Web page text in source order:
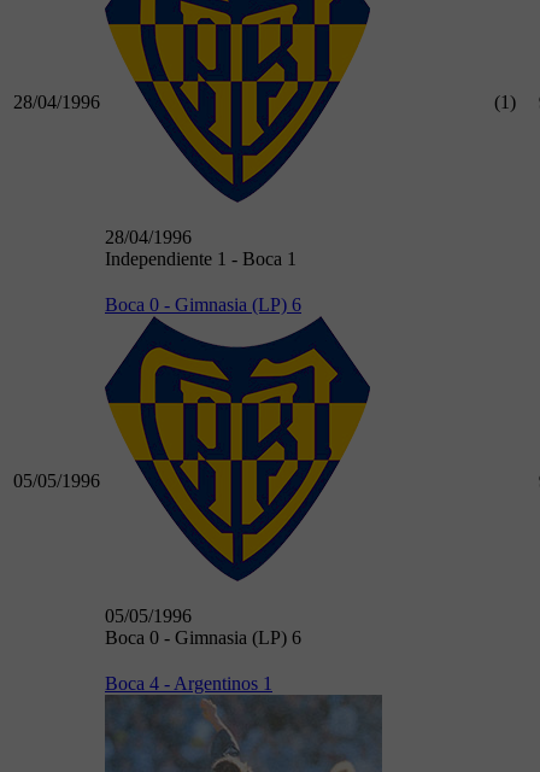
28/04/1996
28/04/1996
Independiente 1 - Boca 1
(1)
05/05/1996
Boca 0 - Gimnasia (LP) 6
05/05/1996
Boca 0 - Gimnasia (LP) 6
Boca 4 - Argentinos 1